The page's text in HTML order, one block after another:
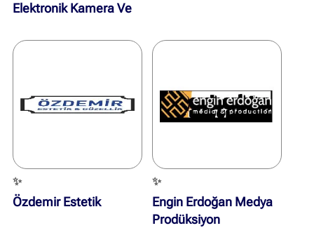
Elektronik Kamera Ve
✨
Özdemir Estetik
✨
Engin Erdoğan Medya
Prodüksiyon